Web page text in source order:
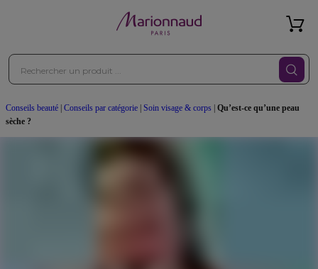
Conseils beauté Conseils par catégorie Soin visage & corps
Qu’est-ce qu’une peau
sèche ?